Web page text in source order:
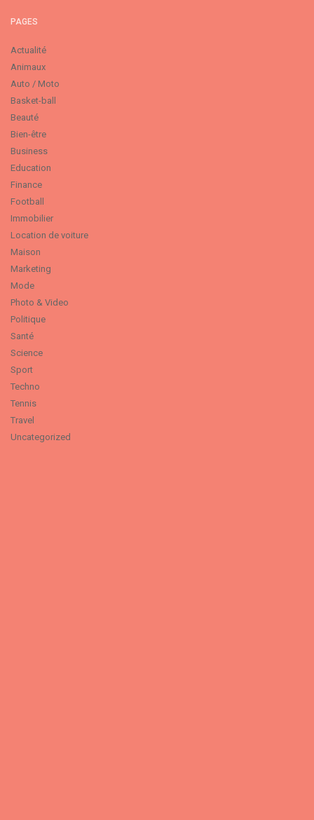
PAGES
Actualité
Animaux
Auto / Moto
Basket-ball
Beauté
Bien-être
Business
Education
Finance
Football
Immobilier
Location de voiture
Maison
Marketing
Mode
Photo & Video
Politique
Santé
Science
Sport
Techno
Tennis
Travel
Uncategorized